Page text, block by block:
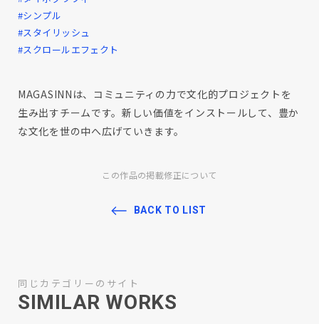
#シンプル
#スタイリッシュ
#スクロールエフェクト
MAGASINNは、コミュニティの力で文化的プロジェクトを
生み出すチームです。新しい価値をインストールして、豊か
な文化を世の中へ広げていきます。
この作品の掲載修正について
BACK TO LIST
同じカテゴリーのサイト
SIMILAR WORKS